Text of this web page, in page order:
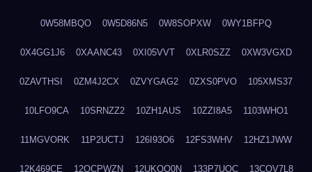
0W58MBQO 0W5D86N5 0W8SOPXW 0WY1BFPQ
0X4GG1J6 0XAANC43 0XI05VVT 0XLR0SZZ 0XW3VGXD
0ZAVTHSI 0ZM4J2CX 0ZVYGAG2 0ZXS0PVO 105XMS37
10LFO9CA 10SRNZZ2 10ZH1AUS 10ZZI8A5 1103WHO1
11MGVORK 11P2UCTJ 126I93O6 12FS3WHV 12HZ1JWW
12K469CE 12QCPWZN 12UKQO0N 133P7UOC 13COV7L8